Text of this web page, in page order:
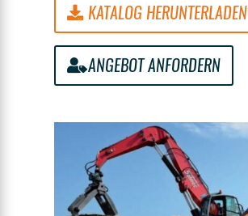
KATALOG HERUNTERLADEN
ANGEBOT ANFORDERN